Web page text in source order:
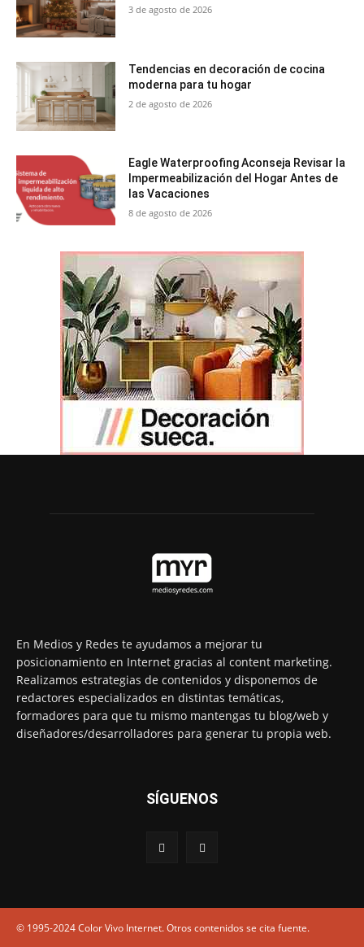
3 de agosto de 2026
Tendencias en decoración de cocina
moderna para tu hogar
2 de agosto de 2026
Eagle Waterproofing Aconseja Revisar la
Impermeabilización del Hogar Antes de
las Vacaciones
8 de agosto de 2026
En Medios y Redes te ayudamos a mejorar tu
posicionamiento en Internet gracias al content marketing.
Realizamos estrategias de contenidos y disponemos de
redactores especializados en distintas temáticas,
formadores para que tu mismo mantengas tu blog/web y
diseñadores/desarrolladores para generar tu propia web.
SÍGUENOS
© 1995-2024 Color Vivo Internet. Otros contenidos se cita fuente.